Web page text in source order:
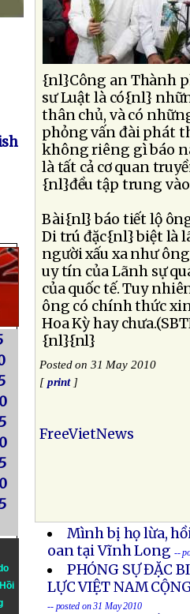
{nl}Công an Thành
sư Luật là có{nl}
thân chủ, và có
phỏng vấn đài phát
không riêng gì báo
là tất cả cơ quan
{nl}đều tập trung
Bài{nl} báo tiết lộ
Di trú đặc{nl} biệt là
người xấu xa như
uy tín của Lãnh sự
của quốc tế. Tuy
ông có chính thức
Hoa Kỳ hay
{nl}{nl}
Posted on 31 May 2010
[print]
FreeVietNews
Mình bị họ lừa,
oan tại Vĩnh Long --
PHÓNG SỰ ĐẶC
LỰC VIỆT NAM
-- posted on 31 May 2010